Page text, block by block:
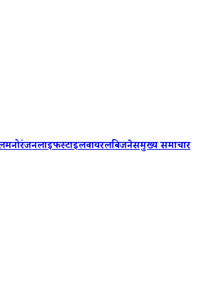
मनोरंजनलाइफस्टाइलवायरलबिजनेसमुख्य समाचार